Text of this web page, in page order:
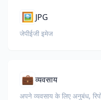
🖼️ JPG
जेपीईजी इमेज
💼व्यवसाय
अपने व्यवसाय के लिए अनुबंध,